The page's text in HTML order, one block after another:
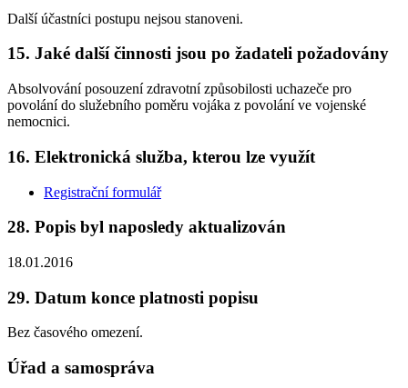
Další účastníci postupu nejsou stanoveni.
15. Jaké další činnosti jsou po žadateli požadovány
Absolvování posouzení zdravotní způsobilosti uchazeče pro
povolání do služebního poměru vojáka z povolání ve vojenské
nemocnici.
16. Elektronická služba, kterou lze využít
Registrační formulář
28. Popis byl naposledy aktualizován
18.01.2016
29. Datum konce platnosti popisu
Bez časového omezení.
Úřad a samospráva